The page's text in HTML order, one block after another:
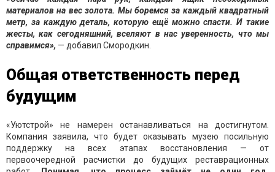
материалов на вес золота. Мы боремся за каждый квадратный
метр, за каждую деталь, которую ещё можно спасти. И такие
жесты, как сегодняшний, вселяют в нас уверенность, что мы
справимся», — добавил Смородкин.
Общая ответственность перед
будущим
«Уютстрой» не намерен останавливаться на достигнутом.
Компания заявила, что будет оказывать музею посильную
поддержку на всех этапах восстановления — от
первоочередной расчистки до будущих реставрационных